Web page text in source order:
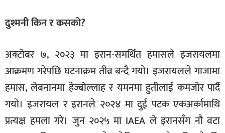
दुश्मनी किन र कसको?
अक्टोबर ७, २०२३ मा इरान-समर्थित हमासले इजरायलमा
आक्रमण गरेपछि घटनाक्रम तीव्र बन्दै गयो। इजरायलले गाजामा
हमास, लेबनानमा हेज्बोल्लाह र यमनमा हुतीलाई कमजोर पार्दै
गयो। इजरायल र इरानले २०२४ मा दुई पटक एकअर्कामाथि
प्रत्यक्ष हमला गरे। जुन २०२५ मा IAEA ले इरानसँग नौ वटा